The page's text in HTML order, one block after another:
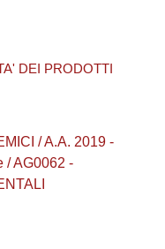
DEI PRODOTTI
/ A.A. 2019 -
/ AG0062 -